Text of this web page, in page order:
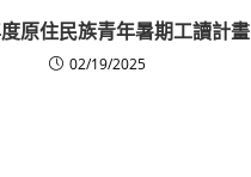
原住民族青年暑期工讀計畫
02/19/2025